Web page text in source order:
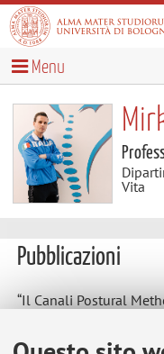
Menu
Vita
Pubblicazioni
“Il Canali Postural
nel numero di Maggio